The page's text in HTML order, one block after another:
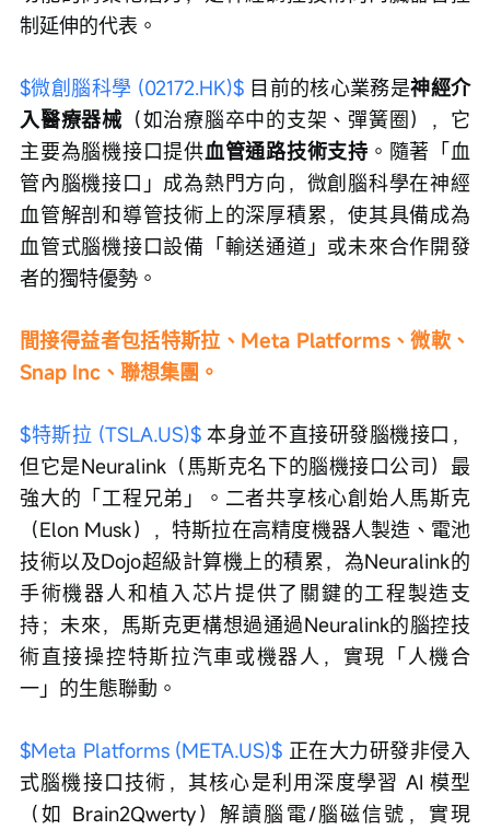
制延伸的代表。
$微創腦科學 (02172.HK)$ 目前的核心業務是神經介
入醫療器械 （如治療腦卒中的支架、彈簧圈），它
主要為腦機接口提供血管通路技術支持 。隨著「血
管內腦機接口」成為熱門方向，微創腦科學在神經
血管解剖和導管技術上的深厚積累，使其具備成為
血管式腦機接口設備「輸送通道」或未來合作開發
者的獨特優勢。
間接得益者包括特斯拉、Meta Platforms、微軟、
Snap Inc、聯想集團。
$特斯拉 (TSLA.US)$ 本身並不直接研發腦機接口，
但它是Neuralink（馬斯克名下的腦機接口公司）最
強大的「工程兄弟」。二者共享核心創始人馬斯克
（Elon Musk），特斯拉在高精度機器人製造、電池
技術以及Dojo超級計算機上的積累，為Neuralink的
手術機器人和植入芯片提供了關鍵的工程製造支
持；未來，馬斯克更構想過通過Neuralink的腦控技
術直接操控特斯拉汽車或機器人，實現「人機合
一」的生態聯動。
$Meta Platforms (META.US)$ 正在大力研發非侵入
式腦機接口技術，其核心是利用深度學習 AI 模型
（如 Brain2Qwerty）解讀腦電/腦磁信號，實現